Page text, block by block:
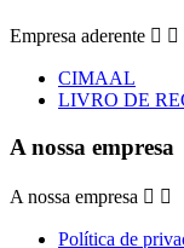
Empresa aderente  
CIMAAL
LIVRO DE
A nossa empresa
A nossa empresa  
Política de